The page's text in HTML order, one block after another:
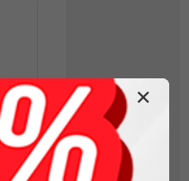
✕